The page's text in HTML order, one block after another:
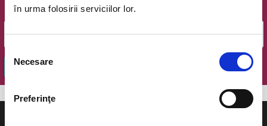
în urma folosirii serviciilor lor.
Selecția
consimțământului
Necesare
Preferinţe
Email
OK